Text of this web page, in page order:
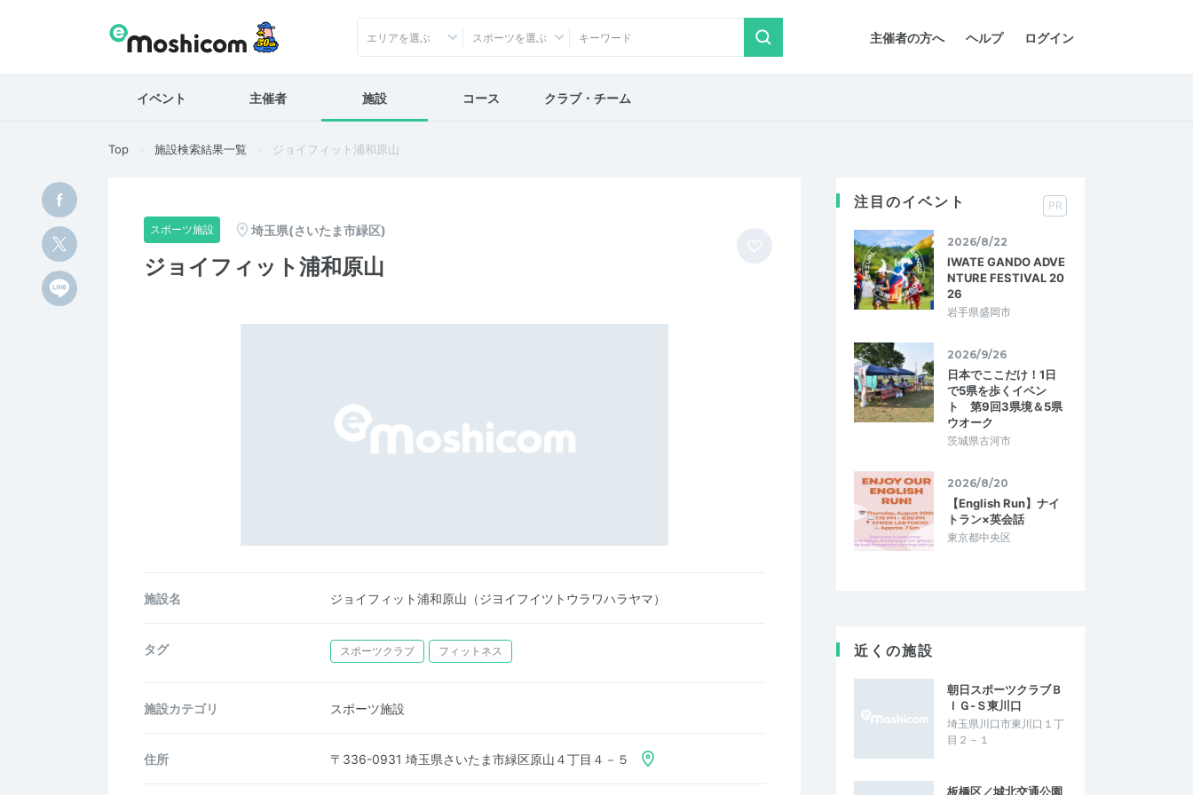
主催者の方へ ヘルプ ログイン
エリアを選ぶ スポーツを選ぶ
イベント 主催者 施設 コース クラブ・チーム
Top 施設検索結果一覧 ジョイフィット浦和原山
スポーツ施設 埼玉県(さいたま市緑区)
ジョイフィット浦和原山
施設名 ジョイフィット浦和原山（ジヨイフイツトウラワハラヤマ）
タグ スポーツクラブ フィットネス
施設カテゴリ スポーツ施設
住所 〒336-0931 埼玉県さいたま市緑区原山４丁目４－５
注目のイベント PR
2026/8/22
IWATE GANDO ADVE
NTURE FESTIVAL 20
26
岩手県盛岡市
2026/9/26
日本でここだけ！1日
で5県を歩くイベン
ト 第9回3県境＆5県
ウオーク
茨城県古河市
2026/8/20
【English Run】ナイ
トラン×英会話
東京都中央区
近くの施設
朝日スポーツクラブＢ
ＩＧ‐Ｓ東川口
埼玉県川口市東川口１丁
目２－１
板橋区／城北交通公園